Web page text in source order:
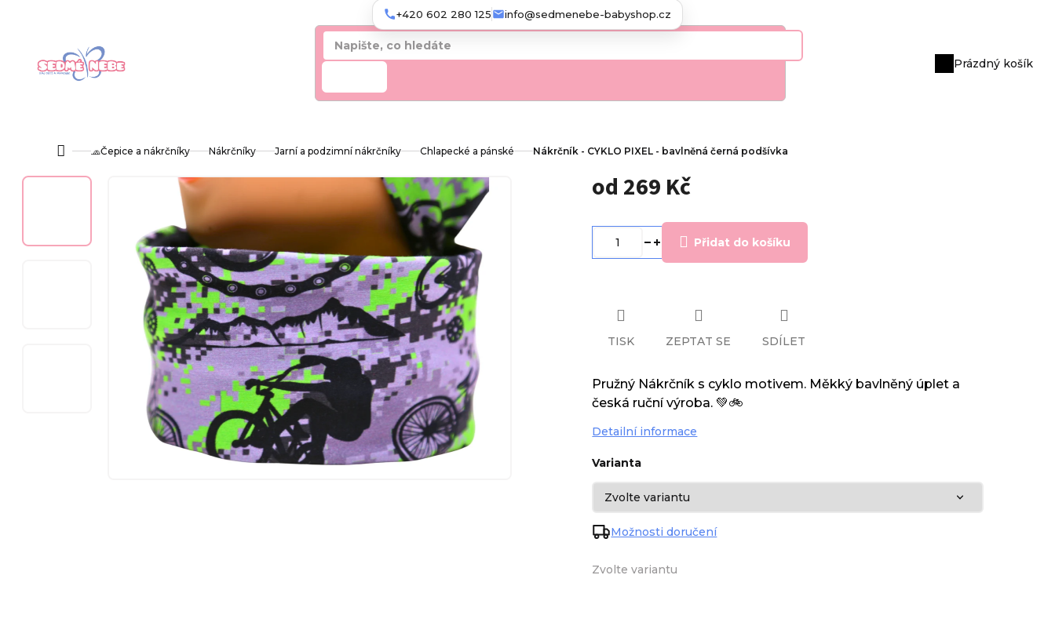
Nákupní
Prázdný košík
Domů🧢Čepice a nákrčníky Nákrčníky Jarní a podzimní nákrčníky Chlapecké a pánské Nákrčník - CYKLO PIXEL - bavlněná černá podšívka
od 269 Kč
cena:
Zvolte variantu
Varianta
Možnosti doručení
Přidat do košíku
Pružný Nákrčník s cyklo motivem. Měkký bavlněný úplet a
česká ruční výroba. 💚🚲
Detailní informace
TISK ZEPTAT SE SDÍLET
+420 602 280 125 info@sedmenebe-babyshop.cz